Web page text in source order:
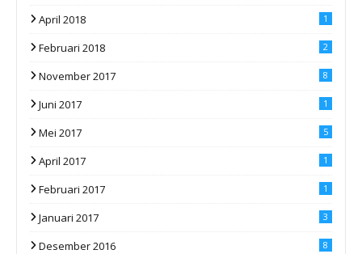
April 2018 1
Februari 2018 2
November 2017 8
Juni 2017 1
Mei 2017 5
April 2017 1
Februari 2017 1
Januari 2017 3
Desember 2016 8